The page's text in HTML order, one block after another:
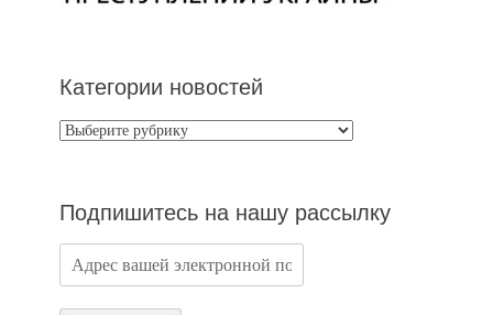
Категории новостей
Категории
Подпишитесь на нашу рассылку